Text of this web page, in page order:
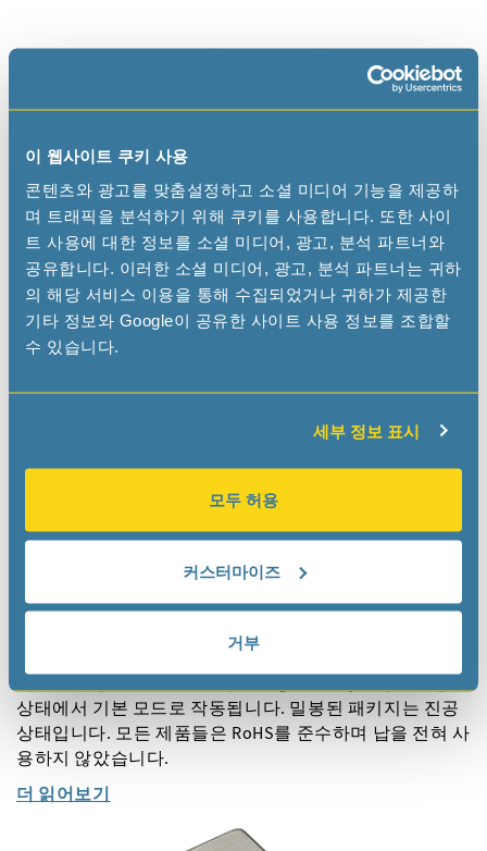
이 웹사이트 쿠키 사용
콘텐츠와 광고를 맞춤설정하고 소셜 미디어 기능을 제공하
며 트래픽을 분석하기 위해 쿠키를 사용합니다. 또한 사이
트 사용에 대한 정보를 소셜 미디어, 광고, 분석 파트너와
공유합니다. 이러한 소셜 미디어, 광고, 분석 파트너는 귀하
의 해당 서비스 이용을 통해 수집되었거나 귀하가 제공한
기타 정보와 Google이 공유한 사이트 사용 정보를 조합할
수 있습니다.
세부 정보 표시
모두 허용
커스터마이즈
거부
kHz 튜닝 포크 발진기
이 발진기는 초소형 SMD 세라믹 패키지 내에 32.768 kHz
또는 100 kHz 소리굽쇠 수정 공진자와 CMOS 기반 발진기
회로를 결합시켰습니다.
32.768kHz 쿼츠 크리스탈
저주파 튜닝 포크 크리스탈(Tuning Fork Crystal)은 진공
상태에서 기본 모드로 작동됩니다. 밀봉된 패키지는 진공
상태입니다. 모든 제품들은 RoHS를 준수하며 납을 전혀 사
용하지 않았습니다.
더 읽어보기